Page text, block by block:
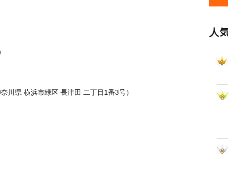
川県 横浜市緑区 長津田 二丁目1番3号）
人